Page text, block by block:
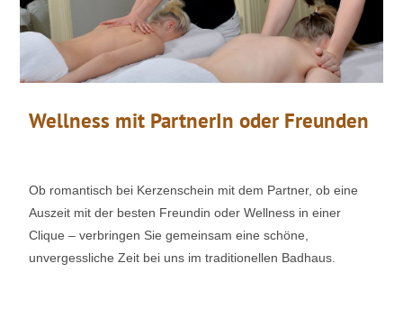
Wellness mit PartnerIn oder Freunden
Ob romantisch bei Kerzenschein mit dem Partner, ob eine
Auszeit mit der besten Freundin oder Wellness in einer
Clique – verbringen Sie gemeinsam eine schöne,
unvergessliche Zeit bei uns im traditionellen Badhaus.